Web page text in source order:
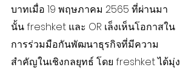
บาทเมื่อ 19 พฤษภาคม 2565 ที่ผ่านมา
นั้น freshket และ OR เล็งเห็นโอกาสใน
การร่วมมือกันพัฒนาธุรกิจที่มีความ
สำคัญในเชิงกลยุทธ์ โดย freshket ได้มุ่ง